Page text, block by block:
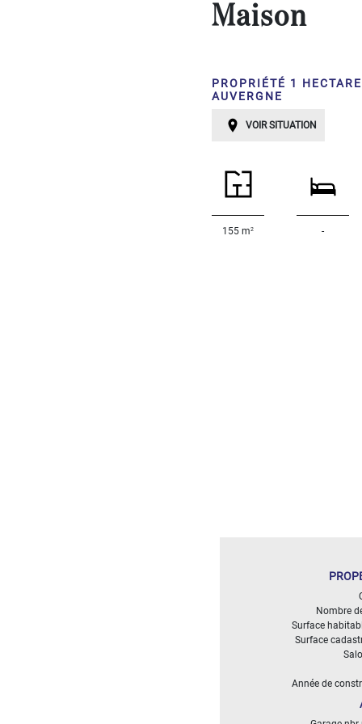
Maison
PROPRIÉTÉ 1
AUVERGNE
VOIR SITUATION
155 m2 -
Nombre
Surface
Surface
Année de